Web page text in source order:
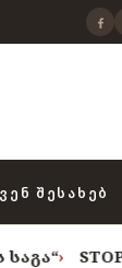
ᲨᲔᲡᲐᲮᲔᲑ
STOP! STOP!›